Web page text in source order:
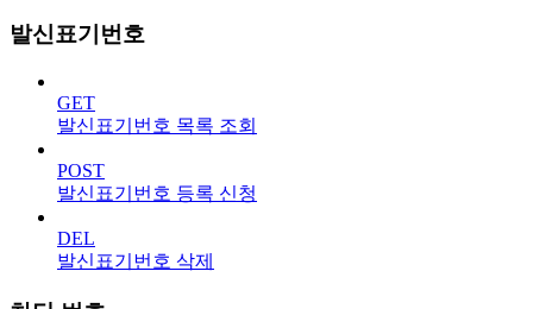
발신표기번호
GET
발신표기번호 목록 조회
POST
발신표기번호 등록 신청
DEL
발신표기번호 삭제